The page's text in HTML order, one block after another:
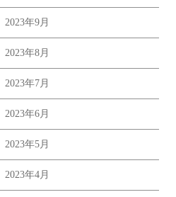
2023年9月
2023年8月
2023年7月
2023年6月
2023年5月
2023年4月